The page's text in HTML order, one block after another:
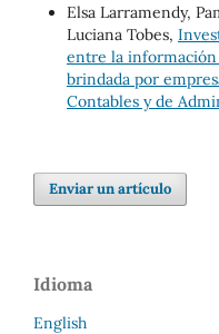
Elsa Larramendy,
Luciana Tobes,
entre la
brindada por
Contables y de
Enviar un artículo
Idioma
English